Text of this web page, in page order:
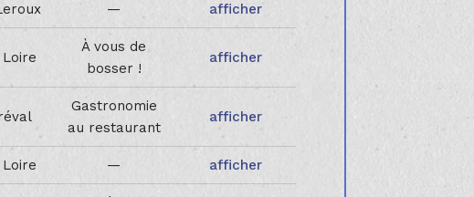
— afficher
À vous de
bosser !
afficher
Gastronomie
au restaurant
afficher
— afficher